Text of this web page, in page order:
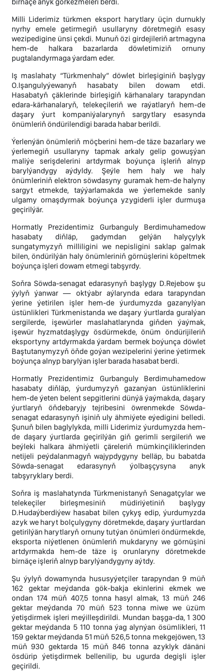
Milli Liderimiz türkmen eksport harytlary üçin durnukly
nyrhy emele getirmegiň usullaryny döretmegiň esasy
wezipedigine ünsi çekdi. Munuň özi girdejileriň artmagyna
hem-de halkara bazarlarda döwletimiziň ornuny
pugtalandyrmaga ýardam eder.
Iş maslahaty “Türkmenhaly” döwlet birleşiginiň başlygy
O.Işangulyýewanyň hasabaty bilen dowam etdi.
Hasabatyň çäklerinde birleşigiň kärhanalary tarapyndan
edara-kärhanalaryň, telekeçileriň we raýatlaryň hem-de
daşary ýurt kompaniýalarynyň sargytlary esasynda
önümleriň öndürilendigi barada habar berildi.
Ýerlenýän önümleriň möçberini hem-de täze bazarlary we
ýerlemegiň usullaryny tapmak arkaly gelip gowuşýan
maliýe serişdelerini artdyrmak boýunça işleriň alnyp
barylýandygy aýdyldy. Şeýle hem haly we haly
önümleriniň elektron söwdasyny guramak hem-de halyny
sargyt etmekde, taýýarlamakda we ýerlemekde sanly
ulgamy ornaşdyrmak boýunça yzygiderli işler durmuşa
geçirilýär.
Hormatly Prezidentimiz Gurbanguly Berdimuhamedow
hasabaty diňläp, gadymdan gelýän halyçylyk
sungatymyzyň milliligini we nepisligini saklap galmak
bilen, öndürilýän haly önümleriniň görnüşlerini köpeltmek
boýunça işleri dowam etmegi tabşyrdy.
Soňra Söwda-senagat edarasynyň başlygy D.Rejebow şu
ýylyň ýanwar — oktýabr aýlarynda edara tarapyndan
ýerine ýetirilen işler hem-de ýurdumyzda gazanylýan
üstünlikleri Türkmenistanda we daşary ýurtlarda guralýan
sergilerde, işewürler maslahatlarynda giňden ýaýmak,
işewür hyzmatdaşlygy ösdürmekde, önüm öndürijileriň
eksportyny artdyrmakda ýardam bermek boýunça döwlet
Baştutanymyzyň öňde goýan wezipelerini ýerine ýetirmek
boýunça alnyp barylýan işler barada hasabat berdi.
Hormatly Prezidentimiz Gurbanguly Berdimuhamedow
hasabaty diňläp, ýurdumyzyň gazanýan üstünliklerini
hem-de ýeten belent sepgitlerini dünýä ýaýmakda, daşary
ýurtlaryň öňdebaryjy tejribesini öwrenmekde Söwda-
senagat edarasynyň işiniň uly ähmiýete eýedigini belledi.
Şunuň bilen baglylykda, milli Liderimiz ýurdumyzda hem-
de daşary ýurtlarda geçirilýän giň gerimli sergileriň we
beýleki halkara ähmiýetli çäreleriň mümkinçiliklerinden
netijeli peýdalanmagyň wajypdygyny belläp, bu babatda
Söwda-senagat edarasynyň ýolbaşçysyna anyk
tabşyryklary berdi.
Soňra iş maslahatynda Türkmenistanyň Senagatçylar we
telekeçiler birleşmesiniň müdiriýetiniň başlygy
D.Hudaýberdiýew hasabat bilen çykyş edip, ýurdumyzda
azyk we haryt bolçulygyny döretmekde, daşary ýurtlardan
getirilýän harytlaryň ornuny tutýan önümleri öndürmekde,
eksporta niýetlenen önümleriň mukdaryny we görnüşini
artdyrmakda hem-de täze iş orunlaryny döretmekde
birnäçe işleriň alnyp barylýandygyny aýtdy.
Şu ýylyň dowamynda hususyýetçiler tarapyndan 9 müň
162 gektar meýdanda gök-bakja ekinlerini ekmek we
ondan 174 müň 407,5 tonna hasyl almak, 13 müň 246
gektar meýdanda 70 müň 523 tonna miwe we üzüm
ýetişdirmek işleri meýilleşdirildi. Mundan başga-da, 1 300
gektar meýdanda 5 110 tonna ýag alynýan ösümlikleri, 11
159 gektar meýdanda 51 müň 526,5 tonna mekgejöwen, 13
müň 930 gektarda 15 müň 846 tonna azyklyk dänäni
ösdürip ýetişdirmek bellenilip, bu ugurda degişli işler
geçirildi.